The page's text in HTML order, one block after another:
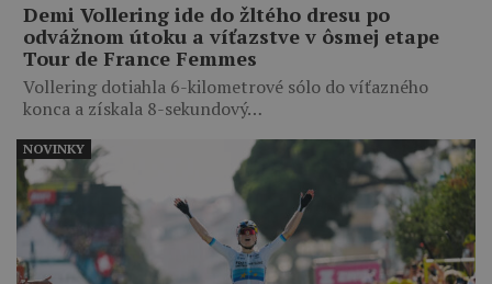
Demi Vollering ide do žltého dresu po
odvážnom útoku a víťazstve v ôsmej etape
Tour de France Femmes
Vollering dotiahla 6-kilometrové sólo do víťazného
konca a získala 8-sekundový…
NOVINKY